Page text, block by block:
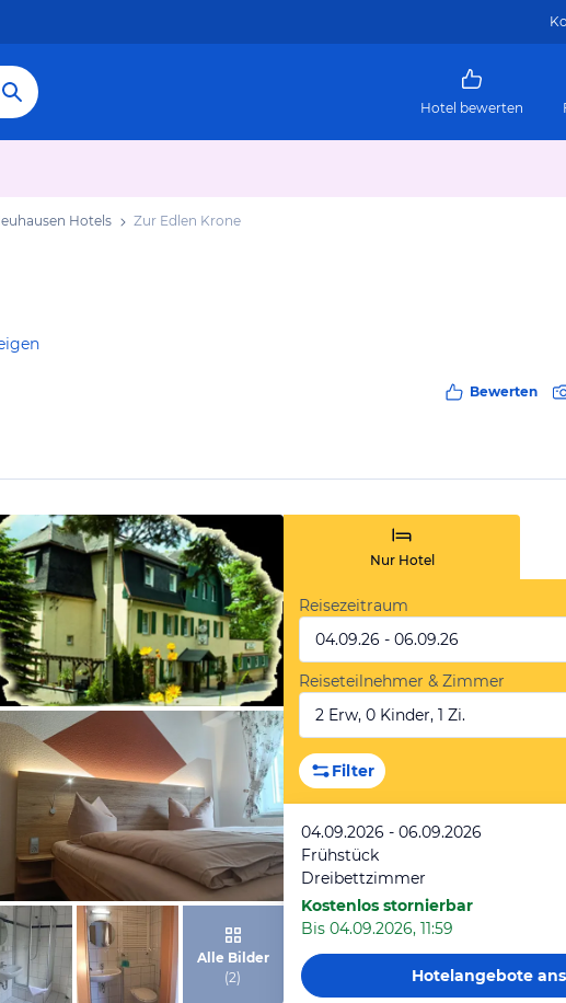
Hotel bewerten
Hotels Zur Edlen Krone
Bewerten
Booking.com
Booking.com
Alle Bilder
(2)
Nur Hotel
Reisezeitraum
04.09.26 - 06.09.26
Reiseteilnehmer & Zimmer
2 Erw, 0 Kinder, 1 Zi.
Filter
04.09.2026 - 06.09.2026
Frühstück
Dreibettzimmer
Kostenlos stornierbar
Bis 04.09.2026, 11:59
Hotelangebote